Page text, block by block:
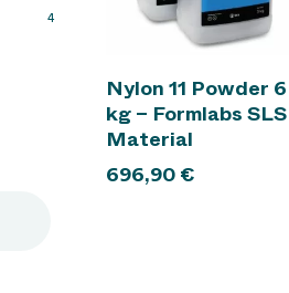
4
In den Warenkorb
Nylon 11 Powder 6
kg – Formlabs SLS
Material
696,90€